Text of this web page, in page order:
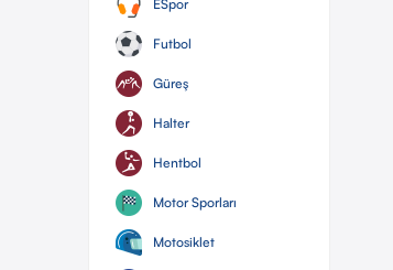
ESpor
Futbol
Güreş
Halter
Hentbol
Motor Sporları
Motosiklet